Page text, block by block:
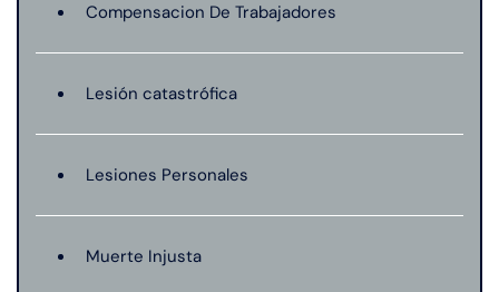
Compensacion De Trabajadores
Lesión catastrófica
Lesiones Personales
Muerte Injusta